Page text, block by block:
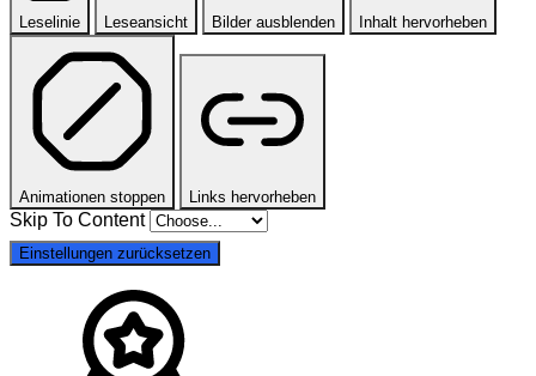
Leselinie Leseansicht Bilder ausblenden Inhalt hervorheben
Animationen stoppen Links hervorheben
Skip To Content
Einstellungen zurücksetzen